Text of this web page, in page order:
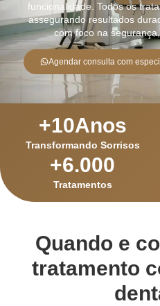
funcionalidade. Todos os
assegurando resultados
com foco na
Agendar consulta com
Transformando Sorrisos
+10Anos
Tratamentos
+6.000
Quando e
tratamento